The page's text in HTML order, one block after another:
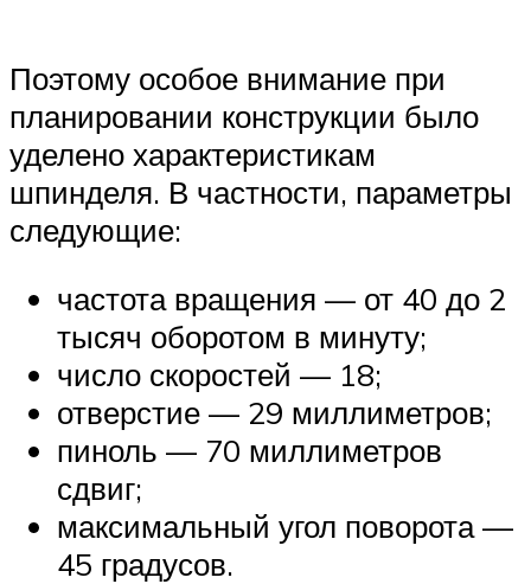
Поэтому особое внимание при
планировании конструкции было
уделено характеристикам
шпинделя. В частности, параметры
следующие:
частота вращения — от 40 до 2
тысяч оборотом в минуту;
число скоростей — 18;
отверстие — 29 миллиметров;
пиноль — 70 миллиметров
сдвиг;
максимальный угол поворота —
45 градусов.